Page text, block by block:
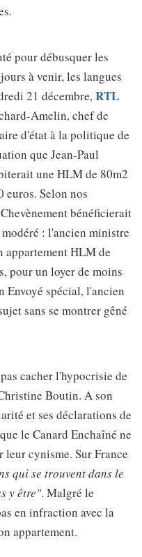
pour débusquer les
à venir, les langues
21 décembre,RTL
Amelin, chef de
d'état à la politique de
que Jean-Paul
une HLM de 80m2
Selon nos
bénéficierait
: l'ancien ministre
HLM de
pour un loyer de moins
Envoyé spécial, l'ancien
sans se montrer gêné
cacher l'hypocrisie de
Boutin. A son
et ses déclarations de
le Canard Enchaîné ne
leur cynisme. Sur France
qui se trouvent dans le
y être". Malgré le
en infraction avec la
appartement.